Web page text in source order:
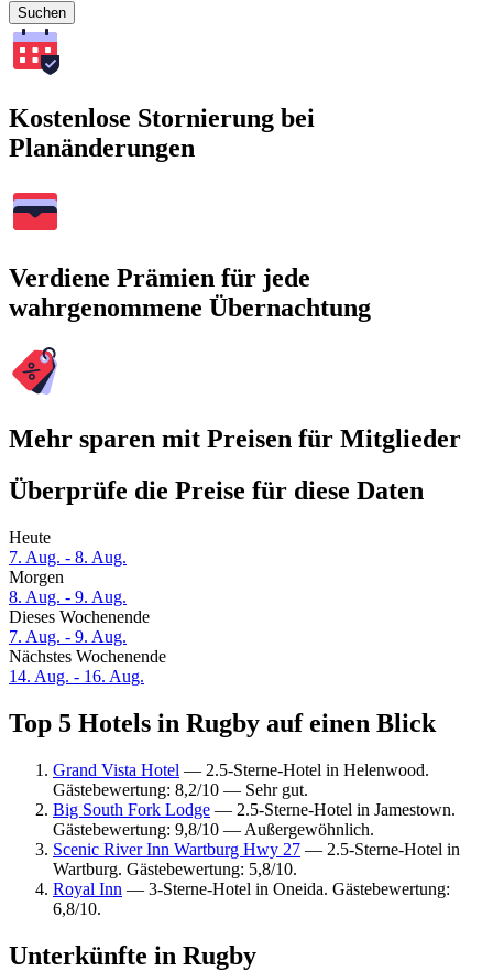
Suchen
Kostenlose Stornierung bei
Planänderungen
Verdiene Prämien für jede
wahrgenommene Übernachtung
Mehr sparen mit Preisen für Mitglieder
Überprüfe die Preise für diese Daten
Heute
7. Aug. - 8. Aug.
Morgen
8. Aug. - 9. Aug.
Dieses Wochenende
7. Aug. - 9. Aug.
Nächstes Wochenende
14. Aug. - 16. Aug.
Top 5 Hotels in Rugby auf einen Blick
Grand Vista Hotel — 2.5-Sterne-Hotel in Helenwood.
Gästebewertung: 8,2/10 — Sehr gut.
Big South Fork Lodge — 2.5-Sterne-Hotel in Jamestown.
Gästebewertung: 9,8/10 — Außergewöhnlich.
Scenic River Inn Wartburg Hwy 27 — 2.5-Sterne-Hotel in
Wartburg. Gästebewertung: 5,8/10.
Royal Inn — 3-Sterne-Hotel in Oneida. Gästebewertung:
6,8/10.
Unterkünfte in Rugby